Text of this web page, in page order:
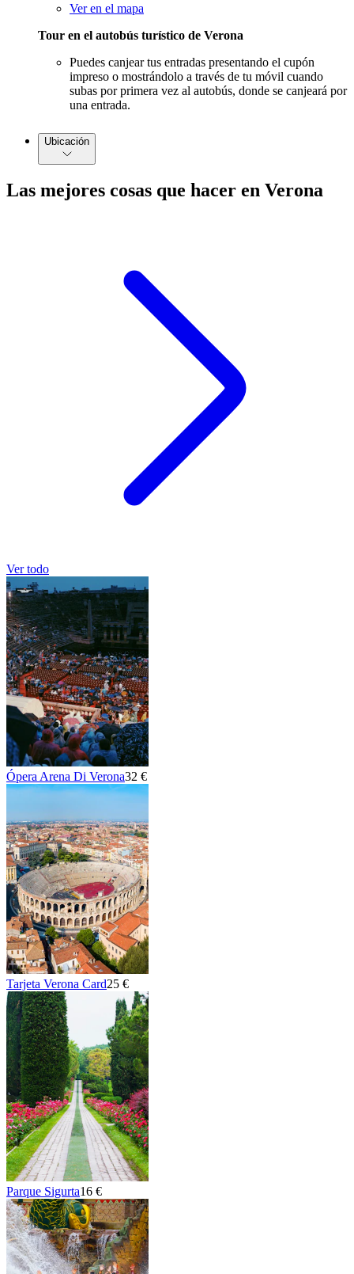
Ver en el mapa
Tour en el autobús turístico de Verona
Puedes canjear tus entradas presentando el cupón
impreso o mostrándolo a través de tu móvil cuando
subas por primera vez al autobús, donde se canjeará por
una entrada.
Ubicación
Las mejores cosas que hacer en Verona
Ver todo
Ópera Arena Di Verona32 €
Tarjeta Verona Card25 €
Parque Sigurta16 €